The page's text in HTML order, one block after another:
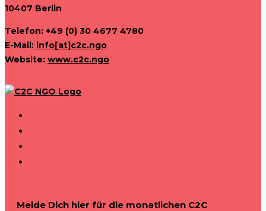
10407 Berlin
Telefon: +49 (0) 30 4677 4780
E-Mail: info[at]c2c.ngo
Website: www.c2c.ngo
Melde Dich hier für die monatlichen C2C